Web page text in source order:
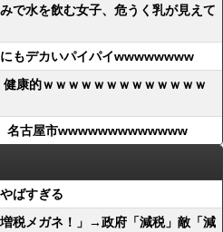
で水を飲む女子、危うく乳が見えて
にもデカいパイパイwwwwwwww
康的ｗｗｗｗｗｗｗｗｗｗｗｗｗ
名古屋市wwwwwwwwwwwww
ばすぎる
税メガネ！」→政府「減税」敵「減